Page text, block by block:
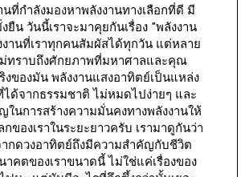
ที่กำลังมองหาพลังงานทางเลือกที่ดี มี
ยืน วันนี้เราจะมาคุยกันเรื่อง "พลังงาน
านที่เราทุกคนสัมผัสได้ทุกวัน แต่หลาย
ทราบถึงศักยภาพที่มหาศาลและคุณ
ของมัน พลังงานแสงอาทิตย์เป็นแหล่ง
ได้จากธรรมชาติ ไม่หมดไปง่ายๆ และ
ในการสร้างความมั่นคงทางพลังงานให้
ราในระยะยาวครับ เรามาดูกันว่า
กดวงอาทิตย์ถึงมีความสำคัญกับชีวิต
คตของเราขนาดนี้ ไม่ใช่แค่เรื่องของ